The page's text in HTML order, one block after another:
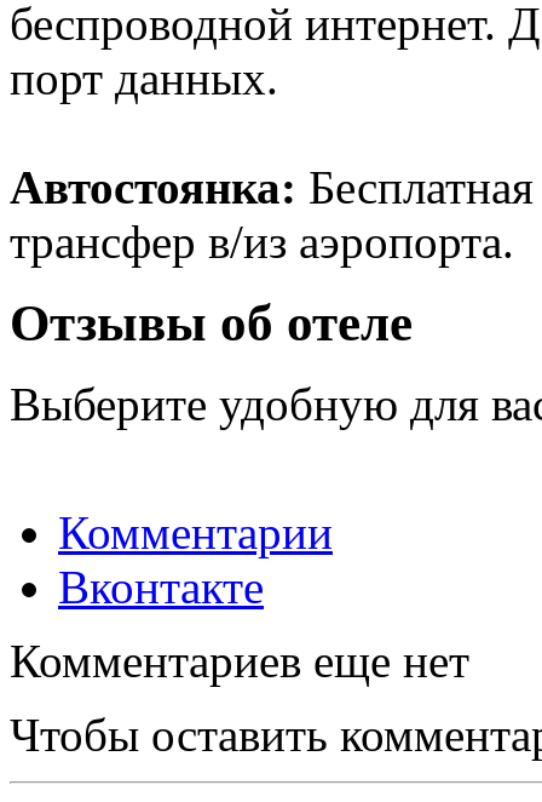
беспроводной интернет.
порт данных.
Автостоянка:
трансфер в/из аэропорта.
Отзывы об отеле
Выберите удобную для
Комментарии
Вконтакте
Комментариев еще нет
Чтобы оставить